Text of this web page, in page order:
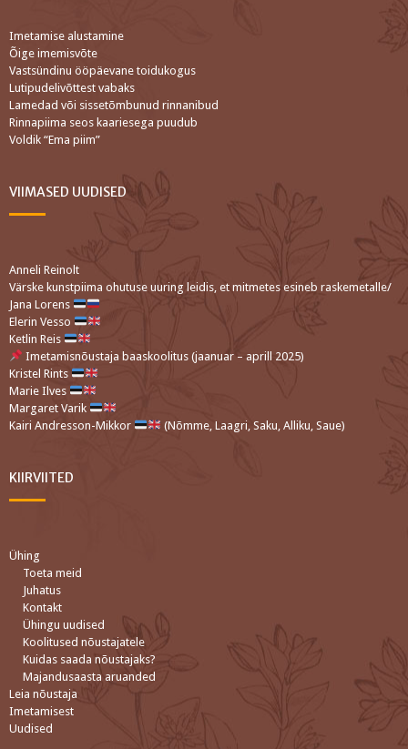
Imetamise alustamine
Õige imemisvõte
Vastsündinu ööpäevane toidukogus
Lutipudelivõttest vabaks
Lamedad või sissetõmbunud rinnanibud
Rinnapiima seos kaariesega puudub
Voldik “Ema piim”
VIIMASED UUDISED
Anneli Reinolt
Värske kunstpiima ohutuse uuring leidis, et mitmetes esineb raskemetalle/
Jana Lorens
Elerin Vesso
Ketlin Reis
Imetamisnõustaja baaskoolitus (jaanuar – aprill 2025)
Kristel Rints
Marie Ilves
Margaret Varik
Kairi Andresson-Mikkor
(Nõmme, Laagri, Saku, Alliku, Saue)
KIIRVIITED
Ühing
Toeta meid
Juhatus
Kontakt
Ühingu uudised
Koolitused nõustajatele
Kuidas saada nõustajaks?
Majandusaasta aruanded
Leia nõustaja
Imetamisest
Uudised